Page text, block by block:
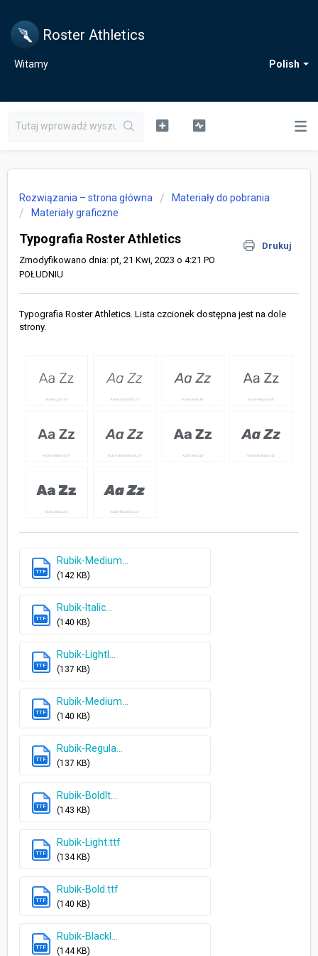
Roster Athletics
Polish
Witamy
Rozwiązania – strona główna
Materiały do pobrania
Materiały graficzne
Typografia Roster Athletics
Drukuj
Zmodyfikowano dnia: pt, 21 Kwi, 2023 o 4:21 PO
POŁUDNIU
Typografia Roster Athletics. Lista czcionek dostępna jest na dole
strony.
TTF
Rubik-Medium...
(142 KB)
TTF
Rubik-Italic...
(140 KB)
TTF
Rubik-LightI...
(137 KB)
TTF
Rubik-Medium...
(140 KB)
TTF
Rubik-Regula...
(137 KB)
TTF
Rubik-BoldIt...
(143 KB)
TTF
Rubik-Light.ttf
(134 KB)
TTF
Rubik-Bold.ttf
(140 KB)
TTF
Rubik-BlackI...
(144 KB)